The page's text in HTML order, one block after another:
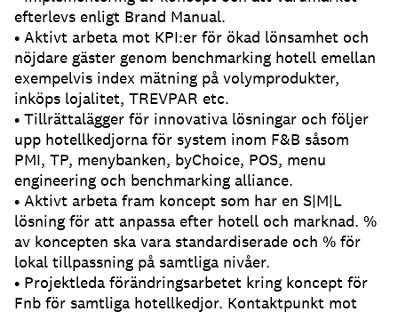
efterlevs enligt Brand Manual.
• Aktivt arbeta mot KPI:er för ökad lönsamhet och
nöjdare gäster genom benchmarking hotell emellan
exempelvis index mätning på volymprodukter,
inköps lojalitet, TREVPAR etc.
• Tillrättalägger för innovativa lösningar och följer
upp hotellkedjorna för system inom F&B såsom
PMI, TP, menybanken, byChoice, POS, menu
engineering och benchmarking alliance.
• Aktivt arbeta fram koncept som har en S|M|L
lösning för att anpassa efter hotell och marknad. %
av koncepten ska vara standardiserade och % för
lokal tillpassning på samtliga nivåer.
• Projektleda förändringsarbetet kring koncept för
Fnb för samtliga hotellkedjor. Kontaktpunkt mot